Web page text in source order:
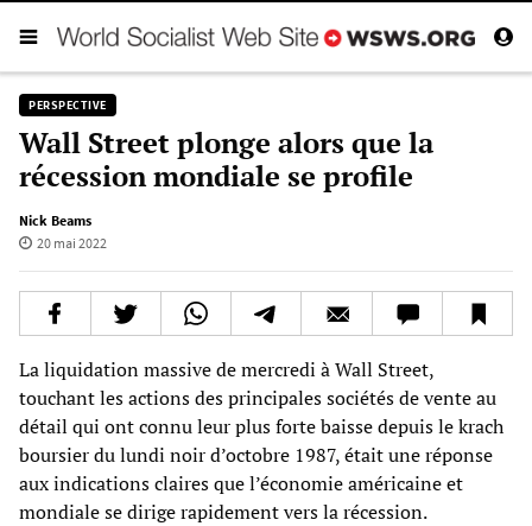
PERSPECTIVE
Wall Street plonge alors que la
récession mondiale se profile
Nick Beams
20 mai 2022
La liquidation massive de mercredi à Wall Street,
touchant les actions des principales sociétés de vente au
détail qui ont connu leur plus forte baisse depuis le krach
boursier du lundi noir d’octobre 1987, était une réponse
aux indications claires que l’économie américaine et
mondiale se dirige rapidement vers la récession.